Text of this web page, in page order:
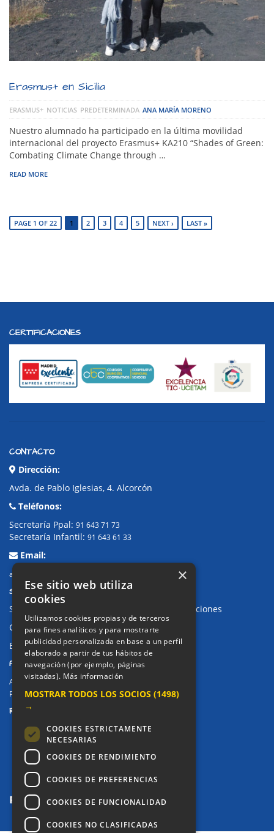
Erasmus+ en Sicilia
ERASMUS+ NOTICIAS PREDETERMINADA ANA MARÍA MORENO
Nuestro alumnado ha participado en la última movilidad
internacional del proyecto Erasmus+ KA210 “Shades of Green:
Combating Climate Change through …
READ MORE
PAGE 1 OF 22 1 2 3 4 5 NEXT › LAST »
CERTIFICACIONES
CONTACTO
Dirección:
Avda. de Pablo Iglesias, 4. Alcorcón
Teléfonos:
Secretaría Ppal: 91 643 71 73
Secretaría Infantil: 91 643 61 33
Email:
alkor@colegioalkor.com
SUGERENCIAS Y CANAL DE DENUNCIAS
Sugerencias, Quejas, Reclamaciones y Felicitaciones
Canal de denuncias
Buzón denuncia drogas CM
PRIVACIDAD
Aviso legal / Política de privacidad
Política de Cookies
REDES SOCIALES
×
Ese sitio web utiliza
cookies
Utilizamos cookies propias y de terceros
para fines analíticos y para mostrarte
publicidad personalizada en base a un perfil
elaborado a partir de tus hábitos de
navegación (por ejemplo, páginas
visitadas). Más información
MOSTRAR TODOS LOS SOCIOS (1498)
→
COOKIES ESTRICTAMENTE
NECESARIAS
COOKIES DE RENDIMIENTO
COOKIES DE PREFERENCIAS
COOKIES DE FUNCIONALIDAD
COOKIES NO CLASIFICADAS